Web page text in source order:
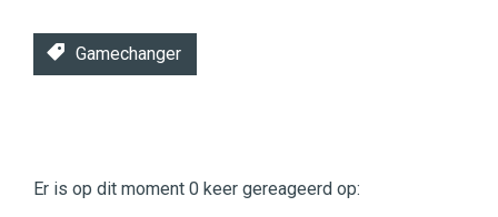
Gamechanger
|
Digital
Er is op dit moment 0 keer gereageerd op: